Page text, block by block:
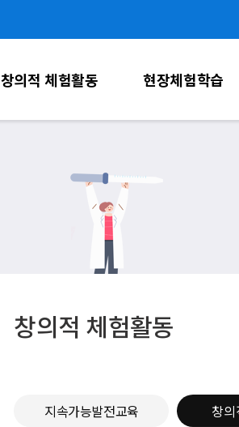
창의적 체험활동 현장체험학습
창의적 체험활동
지속가능발전교육 창